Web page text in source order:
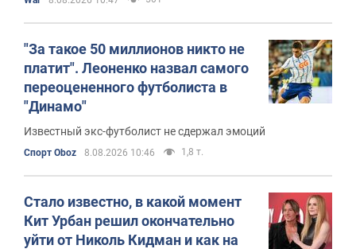
"За такое 50 миллионов никто не
платит". Леоненко назвал самого
переоцененного футболиста в
"Динамо"
Известный экс-футболист не сдержал эмоций
Спорт Oboz 8.08.2026 10:46 1,8 т.
Стало известно, в какой момент
Кит Урбан решил окончательно
уйти от Николь Кидман и как на